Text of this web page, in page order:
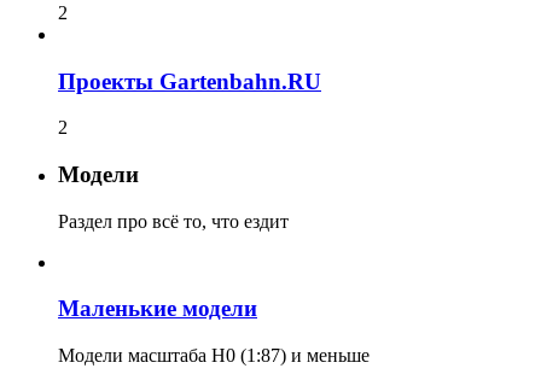
2
Проекты Gartenbahn.RU
2
Модели
Раздел про всё то, что ездит
Маленькие модели
Модели масштаба H0 (1:87) и меньше